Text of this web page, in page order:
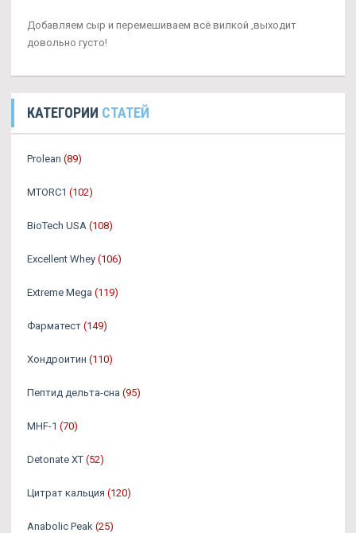
Добавляем сыр и перемешиваем всё вилкой ,выходит
довольно густо!
КАТЕГОРИИ СТАТЕЙ
Prolean (89)
MTORC1 (102)
BioTech USA (108)
Excellent Whey (106)
Extreme Mega (119)
Фарматест (149)
Хондроитин (110)
Пептид дельта-сна (95)
MHF-1 (70)
Detonate XT (52)
Цитрат кальция (120)
Anabolic Peak (25)